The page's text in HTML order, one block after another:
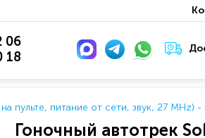
06
18
пульте, питание от сети, звук, 27 MHz) -
Гоночный автотрек